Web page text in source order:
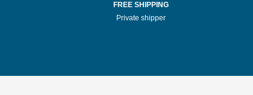
FREE SHIPPING
Private shipper